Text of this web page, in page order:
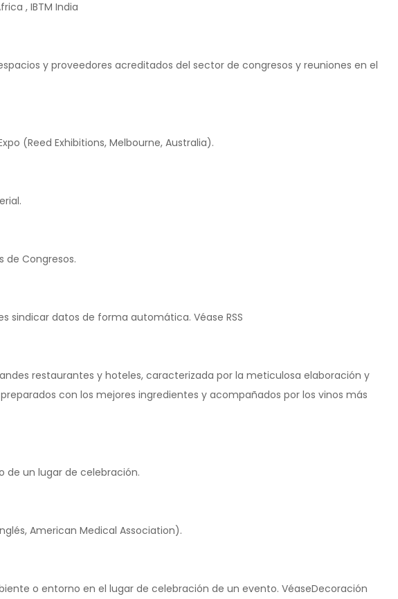
, IBTM India
y proveedores acreditados del sector de congresos y reuniones en el
(Reed Exhibitions, Melbourne, Australia).
de Congresos.
sindicar datos de forma automática. Véase RSS
restaurantes y hoteles, caracterizada por la meticulosa elaboración y
con los mejores ingredientes y acompañados por los vinos más
de un lugar de celebración.
American Medical Association).
o entorno en el lugar de celebración de un evento. VéaseDecoración